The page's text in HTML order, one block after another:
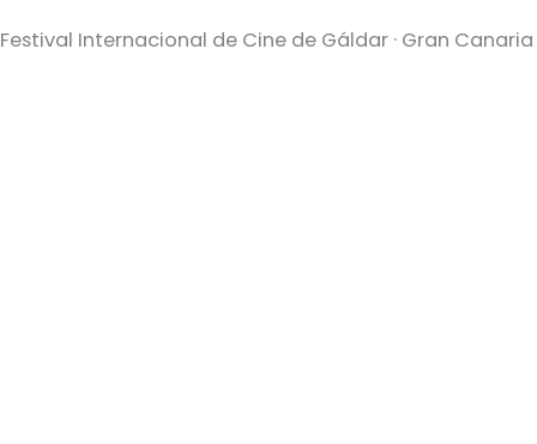
Festival Internacional de Cine de Gáldar · Gran Canaria